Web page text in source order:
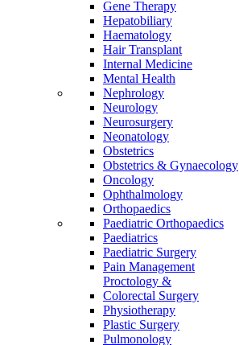
Gene Therapy
Hepatobiliary
Haematology
Hair Transplant
Internal Medicine
Mental Health
Nephrology
Neurology
Neurosurgery
Neonatology
Obstetrics
Obstetrics & Gynaecology
Oncology
Ophthalmology
Orthopaedics
Paediatric Orthopaedics
Paediatrics
Paediatric Surgery
Pain Management
Proctology &
Colorectal Surgery
Physiotherapy
Plastic Surgery
Pulmonology